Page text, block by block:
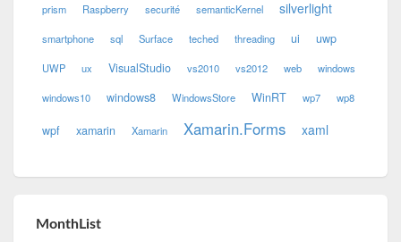
prism Raspberry securité semanticKernel silverlight
smartphone sql Surface teched threading ui uwp
UWP ux VisualStudio vs2010 vs2012 web windows
windows10 windows8 WindowsStore WinRT wp7 wp8
wpf xamarin Xamarin Xamarin.Forms xaml
MonthList